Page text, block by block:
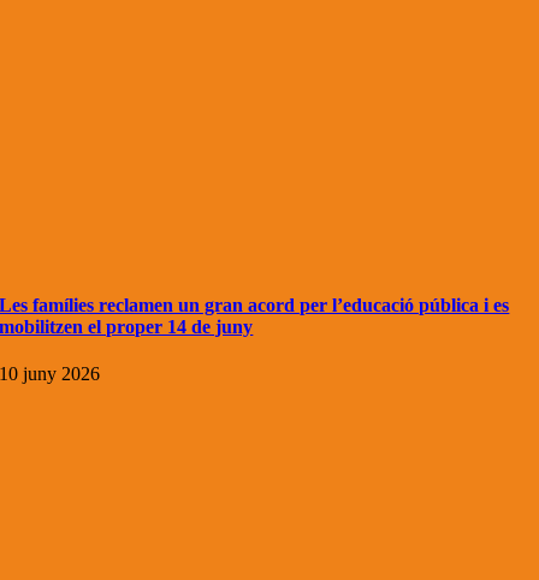
Les famílies reclamen un gran acord per l’educació pública i es
mobilitzen el proper 14 de juny
10 juny 2026